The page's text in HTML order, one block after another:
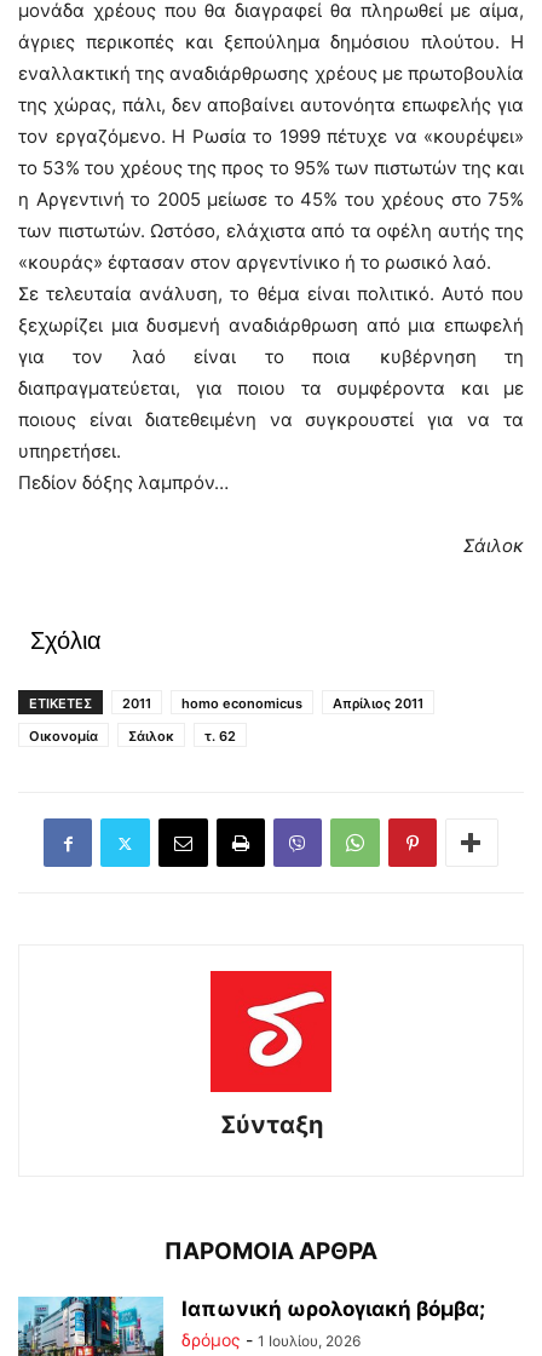
μονάδα χρέους που θα διαγραφεί θα πληρωθεί με αίμα,
άγριες περικοπές και ξεπούλημα δημόσιου πλούτου. Η
εναλλακτική της αναδιάρθρωσης χρέους με πρωτοβουλία
της χώρας, πάλι, δεν αποβαίνει αυτονόητα επωφελής για
τον εργαζόμενο. Η Ρωσία το 1999 πέτυχε να «κουρέψει»
το 53% του χρέους της προς το 95% των πιστωτών της και
η Αργεντινή το 2005 μείωσε το 45% του χρέους στο 75%
των πιστωτών. Ωστόσο, ελάχιστα από τα οφέλη αυτής της
«κουράς» έφτασαν στον αργεντίνικο ή το ρωσικό λαό.
Σε τελευταία ανάλυση, το θέμα είναι πολιτικό. Αυτό που
ξεχωρίζει μια δυσμενή αναδιάρθρωση από μια επωφελή
για τον λαό είναι το ποια κυβέρνηση τη
διαπραγματεύεται, για ποιου τα συμφέροντα και με
ποιους είναι διατεθειμένη να συγκρουστεί για να τα
υπηρετήσει.
Πεδίον δόξης λαμπρόν…
Σάιλοκ
Σχόλια
ΕΤΙΚΕΤΕΣ 2011 homo economicus
Απρίλιος 2011
Οικονομία
Σάιλοκ τ. 62
Σύνταξη
ΠΑΡΟΜΟΙΑ ΑΡΘΡΑ
Ιαπωνική ωρολογιακή βόμβα;
δρόμος - 1 Ιουλίου, 2026